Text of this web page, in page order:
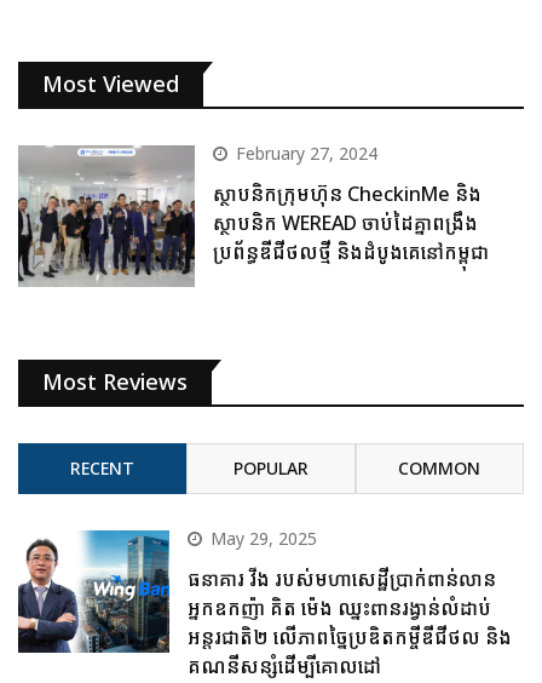
Most Viewed
February 27, 2024
ស្ថាបនិកក្រុមហ៊ុន CheckinMe និង
ស្ថាបនិក WEREAD ចាប់ដៃគ្នាពង្រឹង
ប្រព័ន្ធឌីជីថលថ្មី និងដំបូងគេនៅកម្ពុជា
Most Reviews
RECENT POPULAR COMMON
May 29, 2025
ធនាគារ វីង របស់មហាសេដ្ឋីប្រាក់ពាន់លាន
អ្នកឧកញ៉ា គិត ម៉េង ឈ្នះពានរង្វាន់លំដាប់
អន្តរជាតិ២ លើភាពច្នៃប្រឌិតកម្ចីឌីជីថល និង
គណនីសន្សំដើម្បីគោលដៅ